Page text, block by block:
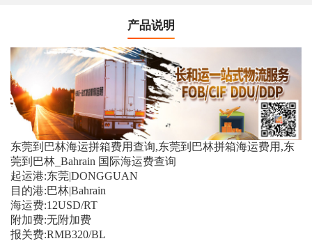
产品说明
东莞到巴林海运拼箱费用查询,东莞到巴林拼箱海运费用,东
莞到巴林_Bahrain 国际海运费查询
起运港:东莞|DONGGUAN
目的港:巴林|Bahrain
海运费:12USD/RT
附加费:无附加费
报关费:RMB320/BL